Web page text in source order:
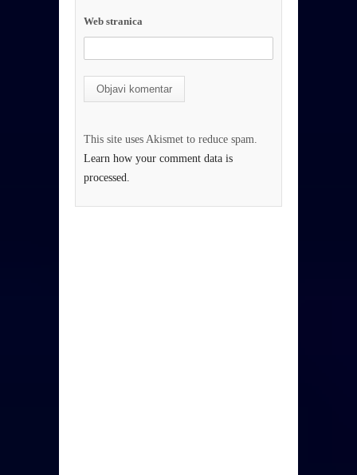
Web stranica
This site uses Akismet to reduce spam.
Learn how your comment data is
processed.